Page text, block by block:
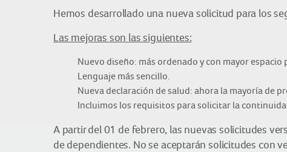
Hemos desarrollado una nueva solicitud para los
Las mejoras son las siguientes:
Nuevo diseño: más ordenado y con mayor
Lenguaje más sencillo.
Nueva declaración de salud: ahora la mayoría de
Incluimos los requisitos para solicitar la
A partir del 01 de febrero, las nuevas solicitudes
de dependientes. No se aceptarán solicitudes con